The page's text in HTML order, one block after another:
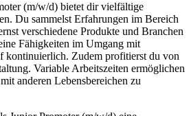
(m/w/d) bietet dir vielfältige
Du sammelst Erfahrungen im Bereich
verschiedene Produkte und Branchen
Fähigkeiten im Umgang mit
kontinuierlich. Zudem profitierst du von
Variable Arbeitszeiten ermöglichen
anderen Lebensbereichen zu